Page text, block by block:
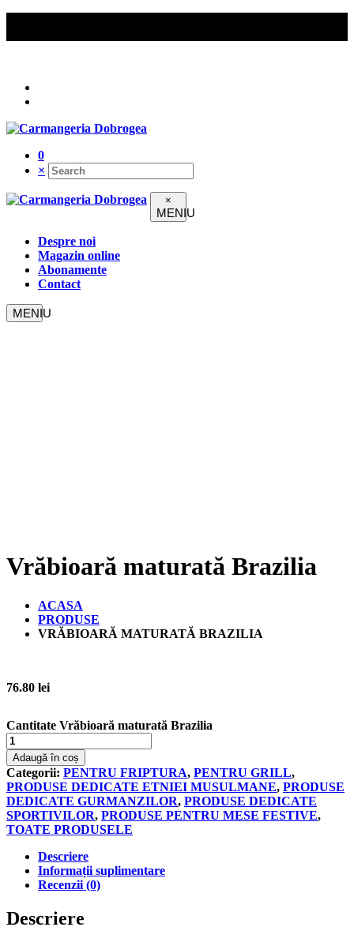
0
×
×
Despre noi
Magazin online
Abonamente
Contact
Vrăbioară maturată Brazilia
ACASA
PRODUSE
VRĂBIOARĂ MATURATĂ BRAZILIA
76.80 lei
Cantitate Vrăbioară maturată Brazilia
Adaugă în coș
Categorii: PENTRU FRIPTURA, PENTRU GRILL,
PRODUSE DEDICATE ETNIEI MUSULMANE, PRODUSE
DEDICATE GURMANZILOR, PRODUSE DEDICATE
SPORTIVILOR, PRODUSE PENTRU MESE FESTIVE,
TOATE PRODUSELE
Descriere
Informații suplimentare
Recenzii (0)
Descriere